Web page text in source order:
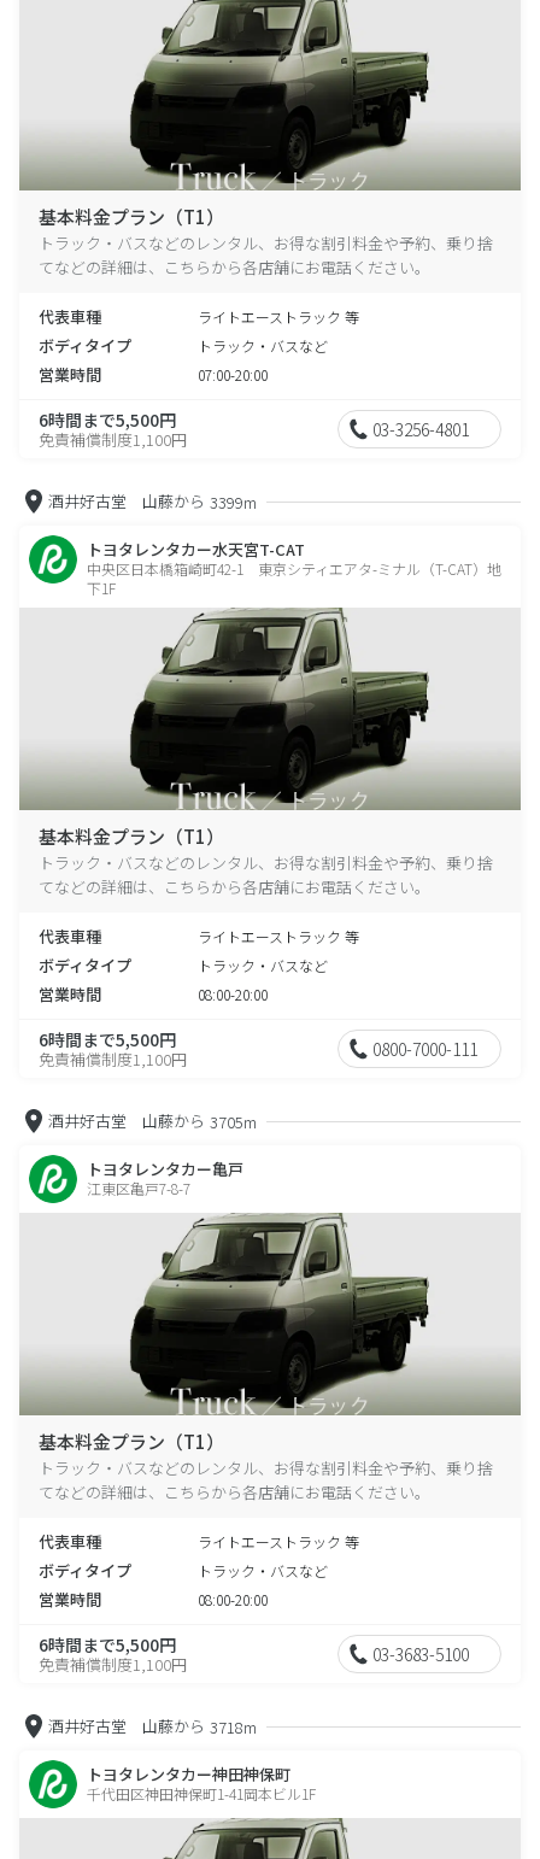
基本料金プラン（T1）
トラック・バスなどのレンタル、お得な割引料金や予約、乗り捨
てなどの詳細は、こちらから各店舗にお電話ください。
代表車種 ライトエーストラック 等
ボディタイプ トラック・バスなど
営業時間 07:00-20:00
6時間まで5,500円
免責補償制度1,100円 03-3256-4801
酒井好古堂 山藤から 3399m
トヨタレンタカー水天宮T-CAT
中央区日本橋箱崎町42-1 東京シティエアタ-ミナル（T-CAT）地
下1F
基本料金プラン（T1）
トラック・バスなどのレンタル、お得な割引料金や予約、乗り捨
てなどの詳細は、こちらから各店舗にお電話ください。
代表車種 ライトエーストラック 等
ボディタイプ トラック・バスなど
営業時間 08:00-20:00
6時間まで5,500円
免責補償制度1,100円 0800-7000-111
酒井好古堂 山藤から 3705m
トヨタレンタカー亀戸
江東区亀戸7-8-7
基本料金プラン（T1）
トラック・バスなどのレンタル、お得な割引料金や予約、乗り捨
てなどの詳細は、こちらから各店舗にお電話ください。
代表車種 ライトエーストラック 等
ボディタイプ トラック・バスなど
営業時間 08:00-20:00
6時間まで5,500円
免責補償制度1,100円 03-3683-5100
酒井好古堂 山藤から 3718m
トヨタレンタカー神田神保町
千代田区神田神保町1-41岡本ビル1F